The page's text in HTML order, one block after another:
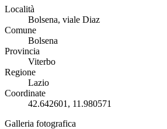
Località
Bolsena, viale Diaz
Comune
Bolsena
Provincia
Viterbo
Regione
Lazio
Coordinate
42.642601, 11.980571
Galleria fotografica